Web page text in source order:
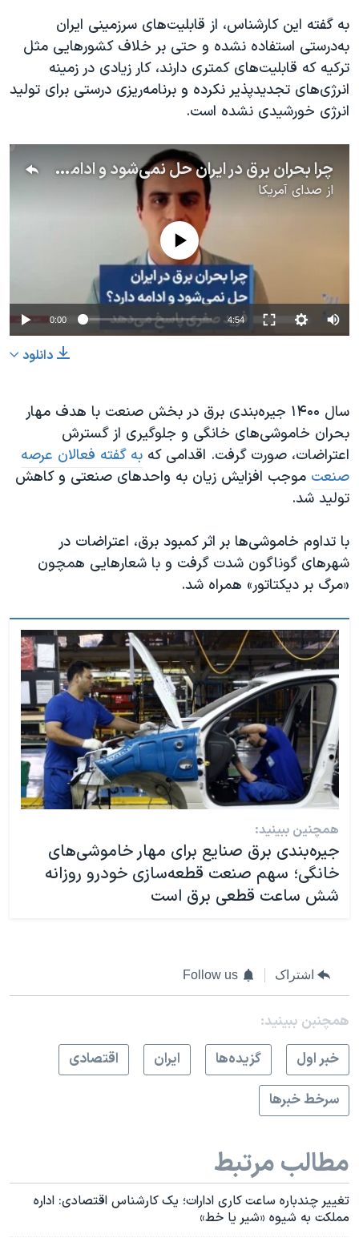
به گفته این کارشناس، از قابلیت‌های سرزمینی ایران
به‌درستی استفاده نشده و حتی بر خلاف کشورهایی مثل
ترکیه که قابلیت‌های کمتری دارند، کار زیادی در زمینه
انرژی‌های تجدیدپذیر نکرده و برنامه‌ریزی درستی برای تولید
انرژی خورشیدی نشده است.
چرا بحران برق در ایران حل نمی‌شود و ادامه دارد؟ فرید صفری پاسخ می‌دهد
از صدای آمریکا
No media source currently available
0:00 4:54
دانلود
سال ۱۴۰۰ جیره‌بندی برق در بخش صنعت با هدف مهار
بحران خاموشی‌های خانگی و جلوگیری از گسترش
اعتراضات، صورت گرفت. اقدامی که به گفته فعالان عرصه
صنعت موجب افزایش زیان به واحدهای صنعتی و کاهش
تولید شد.
با تداوم خاموشی‌ها بر اثر کمبود برق، اعتراضات در
شهرهای گوناگون شدت گرفت و با شعارهایی همچون
«مرگ بر دیکتاتور» همراه شد.
همچنین ببینید:
جیره‌بندی برق صنایع برای مهار خاموشی‌های
خانگی؛ سهم صنعت قطعه‌سازی خودرو روزانه
شش ساعت قطعی برق است
اشتراک Follow us
همچنبن ببینید:
خبر اول
گزيده‌ها ايران
اقتصادی
سرخط خبرها
مطالب مرتبط
تغییر چندباره ساعت کاری ادارات؛ یک کارشناس اقتصادی: اداره
مملکت به شیوه «شیر یا خط»